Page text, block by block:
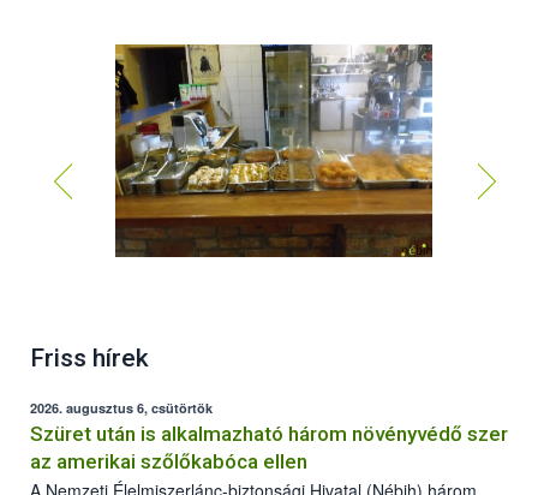
Friss hírek
2026. augusztus 6, csütörtök
Szüret után is alkalmazható három növényvédő szer
az amerikai szőlőkabóca ellen